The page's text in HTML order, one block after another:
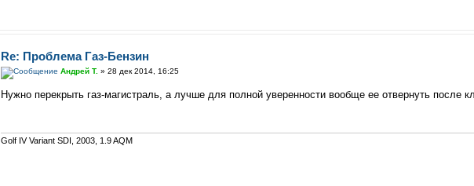
Re: Проблема Газ-Бензин
Андрей Т. » 28 дек 2014, 16:25
Нужно перекрыть газ-магистраль, а лучше для полной уверенности вообще ее отвернуть после
Golf IV Variant SDI, 2003, 1.9 AQM